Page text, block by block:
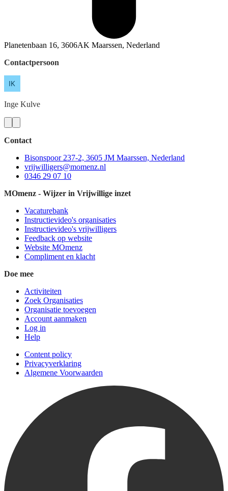
Planetenbaan 16, 3606AK Maarssen, Nederland
Contactpersoon
Inge Kulve
Contact
Bisonspoor 237-2, 3605 JM Maarssen, Nederland
vrijwilligers@momenz.nl
0346 29 07 10
MOmenz - Wijzer in Vrijwillige inzet
Vacaturebank
Instructievideo's organisaties
Instructievideo's vrijwilligers
Feedback op website
Website MOmenz
Compliment en klacht
Doe mee
Activiteiten
Zoek Organisaties
Organisatie toevoegen
Account aanmaken
Log in
Help
Content policy
Privacyverklaring
Algemene Voorwaarden